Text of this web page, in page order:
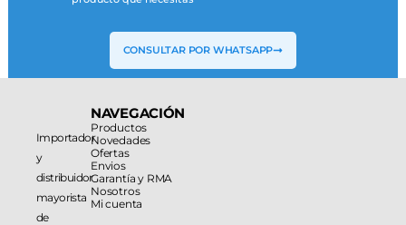
CONSULTAR POR WHATSAPP
Importador
y
distribuidor
mayorista
de
NAVEGACIÓN
Productos
Novedades
Ofertas
Envios
Garantía y RMA
Nosotros
Mi cuenta